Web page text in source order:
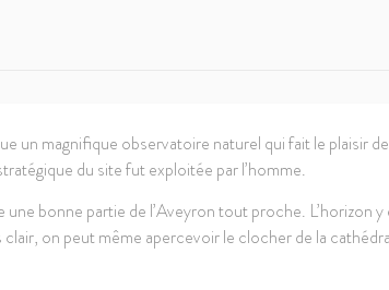
un magnifique observatoire naturel qui fait le plaisir de
du site fut exploitée par l’homme.
bonne partie de l’Aveyron tout proche. L’horizon y
on peut même apercevoir le clocher de la